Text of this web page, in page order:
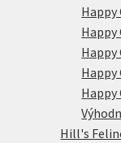
Happy
Happy
Happy
Happy
Hill's